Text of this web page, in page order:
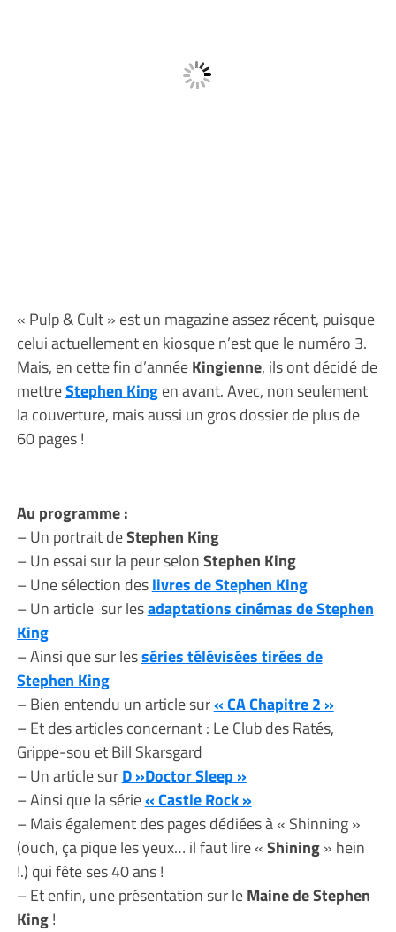
« Pulp & Cult » est un magazine assez récent, puisque
celui actuellement en kiosque n’est que le numéro 3.
Mais, en cette fin d’annéeKingienne, ils ont décidé de
mettreStephen Kingen avant. Avec, non seulement
la couverture, mais aussi un gros dossier de plus de
60 pages !
Au programme :
– Un portrait deStephen King
– Un essai sur la peur selonStephen King
– Une sélection deslivres de Stephen King
– Un article sur lesadaptations cinémas de Stephen
King
– Ainsi que sur lesséries télévisées tirées de
Stephen King
– Bien entendu un article sur« CA Chapitre 2 »
– Et des articles concernant : Le Club des Ratés,
Grippe-sou et Bill Skarsgard
– Un article surD »Doctor Sleep »
– Ainsi que la série« Castle Rock »
– Mais également des pages dédiées à « Shinning »
(ouch, ça pique les yeux… il faut lire «Shining» hein
!.) qui fête ses 40 ans !
– Et enfin, une présentation sur leMaine de Stephen
King!